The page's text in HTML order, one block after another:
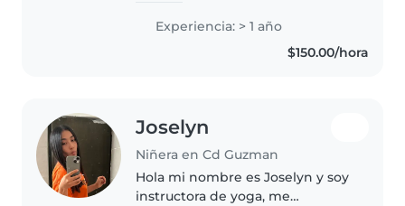
respetuoso y comprometido con
las tareas que se me asignan. Me
Experiencia: > 1 año
$150.00/hora
Joselyn
Niñera en Cd Guzman
Hola mi nombre es Joselyn y soy
instructora de yoga, me